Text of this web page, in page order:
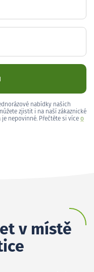
nabídky našich
zjistit i na naší zákaznické
nepovinné. Přečtěte si více o
v místě